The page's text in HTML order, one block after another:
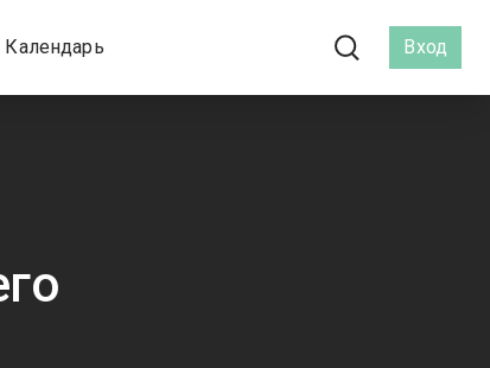
Календарь Вход